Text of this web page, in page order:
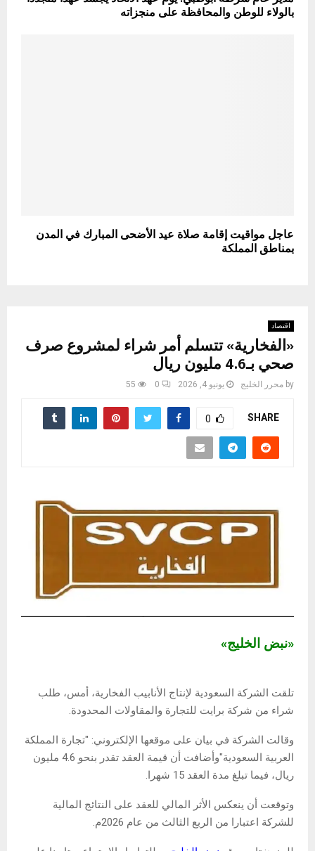
بالولاء للوطن والمحافظة على منجزاته
عاجل مواقيت إقامة صلاة عيد الأضحى المبارك في المدن
بمناطق المملكة
اقتصاد
«الفخارية» تتسلم أمر شراء لمشروع صرف
صحي بـ4.6 مليون ريال
by محرر الخليج يونيو 4, 2026 0
55
SHARE
0
«نبض الخليج»
تلقت الشركة السعودية لإنتاج الأنابيب الفخارية، أمس، طلب
شراء من شركة برايت للتجارة والمقاولات المحدودة.
وقالت الشركة في بيان على موقعها الإلكتروني: "تجارة المملكة
العربية السعودية"وأضافت أن قيمة العقد تقدر بنحو 4.6 مليون
ريال، فيما تبلغ مدة العقد 15 شهرا.
وتوقعت أن ينعكس الأثر المالي للعقد على النتائج المالية
للشركة اعتبارا من الربع الثالث من عام 2026م.